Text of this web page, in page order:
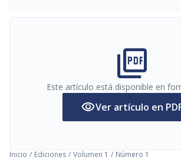
picture_as_pdf
Este artículo está disponible en
visibilityVer artículo en
Inicio / Ediciones / Volumen 1 / Número 1